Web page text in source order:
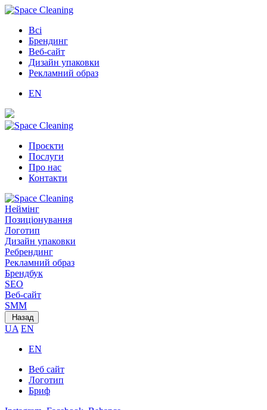
Всі
Брендинг
Веб-сайт
Дизайн упаковки
Рекламний образ
EN
Проєкти
Послуги
Про нас
Контакти
Неймінг
Позиціонування
Логотип
Дизайн упаковки
Ребрендинг
Рекламний образ
Брендбук
SEO
Веб-сайт
SMM
Назад
UA EN
EN
Веб сайт
Логотип
Бриф